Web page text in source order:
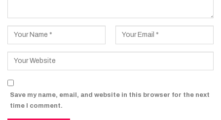
Save my name, email, and website in this browser for the next
time I comment.